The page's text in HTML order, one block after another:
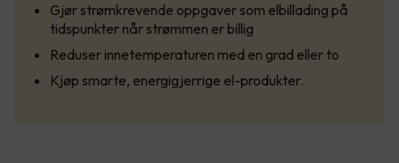
Gjør strømkrevende oppgaver som elbillading på
tidspunkter når strømmen er billig
Reduser innetemperaturen med en grad eller to
Kjøp smarte, energigjerrige el-produkter.